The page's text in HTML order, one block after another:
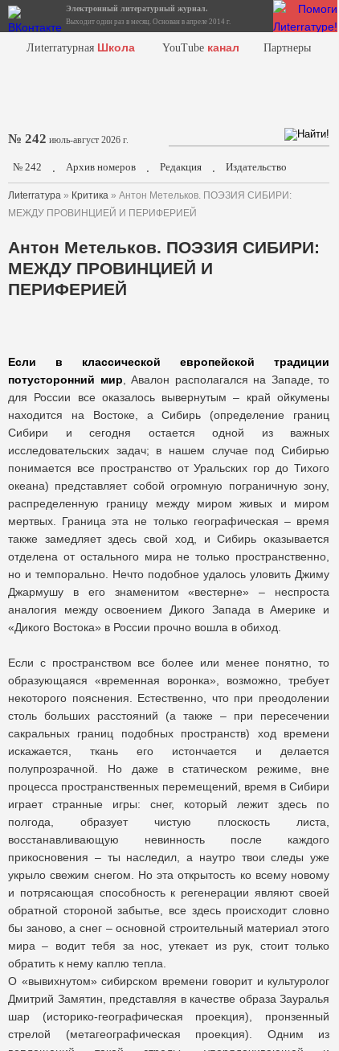
Электронный литературный журнал.
Выходит один раз в месяц. Основан в апреле 2014 г.
Лиterraтурная Школа YouTube канал Партнеры
№ 242 июль-август 2026 г.
№ 242 . Архив номеров . Редакция . Издательство
Лиterraтура » Критика » Антон Метельков. ПОЭЗИЯ СИБИРИ:
МЕЖДУ ПРОВИНЦИЕЙ И ПЕРИФЕРИЕЙ
Антон Метельков. ПОЭЗИЯ СИБИРИ:
МЕЖДУ ПРОВИНЦИЕЙ И
ПЕРИФЕРИЕЙ
Если в классической европейской традиции
потусторонний мир , Авалон располагался на Западе, то
для России все оказалось вывернутым – край ойкумены
находится на Востоке, а Сибирь (определение границ
Сибири и сегодня остается одной из важных
исследовательских задач; в нашем случае под Сибирью
понимается все пространство от Уральских гор до Тихого
океана) представляет собой огромную пограничную зону,
распределенную границу между миром живых и миром
мертвых. Граница эта не только географическая – время
также замедляет здесь свой ход, и Сибирь оказывается
отделена от остального мира не только пространственно,
но и темпорально. Нечто подобное удалось уловить Джиму
Джармушу в его знаменитом «вестерне» – неспроста
аналогия между освоением Дикого Запада в Америке и
«Дикого Востока» в России прочно вошла в обиход.
Если с пространством все более или менее понятно, то
образующаяся «временная воронка», возможно, требует
некоторого пояснения. Естественно, что при преодолении
столь больших расстояний (а также – при пересечении
сакральных границ подобных пространств) ход времени
искажается, ткань его истончается и делается
полупрозрачной. Но даже в статическом режиме, вне
процесса пространственных перемещений, время в Сибири
играет странные игры: снег, который лежит здесь по
полгода, образует чистую плоскость листа,
восстанавливающую невинность после каждого
прикосновения – ты наследил, а наутро твои следы уже
укрыло свежим снегом. Но эта открытость ко всему новому
и потрясающая способность к регенерации являют своей
обратной стороной забытье, все здесь происходит словно
бы заново, а снег – основной строительный материал этого
мира – водит тебя за нос, утекает из рук, стоит только
обратить к нему каплю тепла.
О «вывихнутом» сибирском времени говорит и культуролог
Дмитрий Замятин, представляя в качестве образа Зауралья
шар (историко-географическая проекция), пронзенный
стрелой (метагеографическая проекция). Одним из